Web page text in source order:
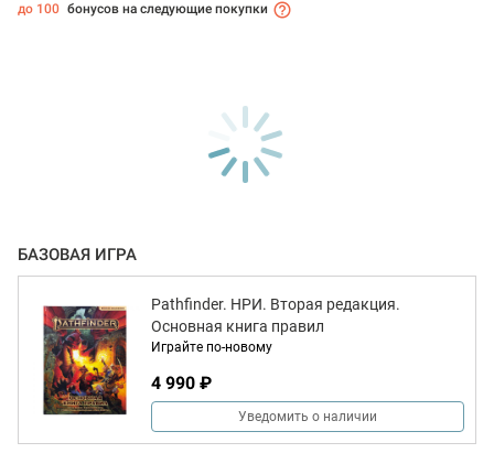
до 100 бонусов на следующие покупки
БАЗОВАЯ ИГРА
Pathfinder. НРИ. Вторая редакция.
Основная книга правил
Играйте по-новому
4 990 ₽
Уведомить о наличии